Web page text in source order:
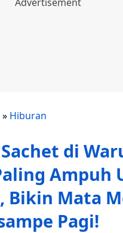
» Hiburan
di
Ampuh
Bikin Mata
Pagi!